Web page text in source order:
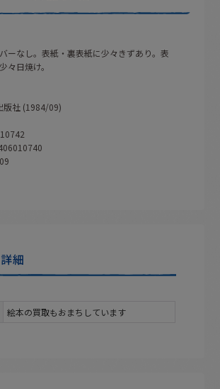
ーなし。表紙・裏表紙に少々きずあり。表
々日焼け。
版社 (1984/09)
細
絵本の買取もおまちしています